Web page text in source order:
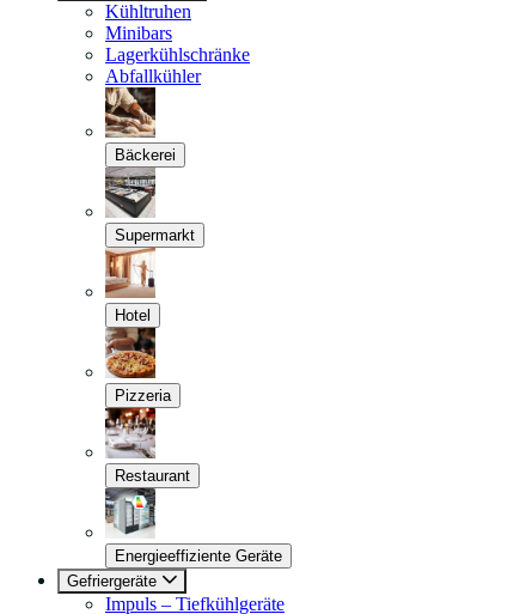
Kühltruhen
Minibars
Lagerkühlschränke
Abfallkühler
Bäckerei
Supermarkt
Hotel
Pizzeria
Restaurant
Energieeffiziente Geräte
Gefriergeräte
Impuls – Tiefkühlgeräte